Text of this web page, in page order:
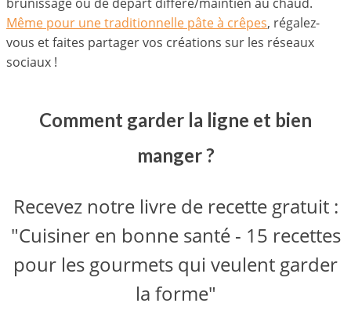
Même pour une traditionnelle pâte à crêpes, régalez-
vous et faites partager vos créations sur les réseaux
sociaux !
Comment garder la ligne et bien
manger ?
Recevez notre livre de recette gratuit :
"Cuisiner en bonne santé - 15 recettes
pour les gourmets qui veulent garder
la forme"